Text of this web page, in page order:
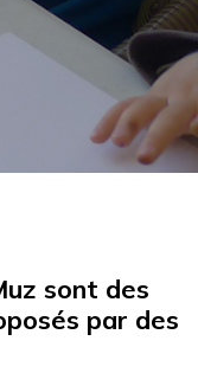
sont des
par des